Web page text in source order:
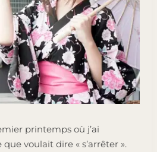
printemps où j’ai
voulait dire « s’arrêter ».